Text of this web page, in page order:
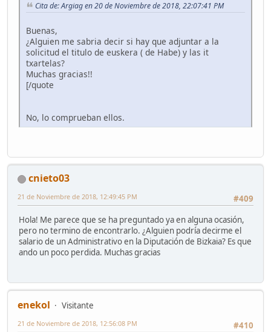
Cita de: Argiag en 20 de Noviembre de 2018, 22:07:41 PM
Buenas,
¿Alguien me sabria decir si hay que adjuntar a la
solicitud el titulo de euskera ( de Habe) y las it
txartelas?
Muchas gracias!!
[/quote
No, lo comprueban ellos.
cnieto03
#409
21 de Noviembre de 2018, 12:49:45 PM
Hola! Me parece que se ha preguntado ya en alguna ocasión,
pero no termino de encontrarlo. ¿Alguien podría decirme el
salario de un Administrativo en la Diputación de Bizkaia? Es que
ando un poco perdida. Muchas gracias
enekol
Visitante
#410
21 de Noviembre de 2018, 12:56:08 PM